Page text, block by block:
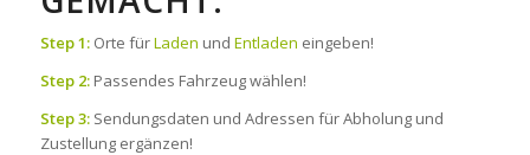
Step 1:Orte fürLaden und Entladen eingeben!
Step 2:Passendes Fahrzeug wählen!
Step 3:Sendungsdaten und Adressen für Abholung und
Zustellung ergänzen!